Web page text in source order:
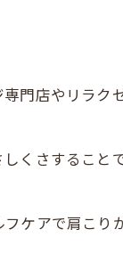
門店やリラク
くさすること
ケアで肩こり